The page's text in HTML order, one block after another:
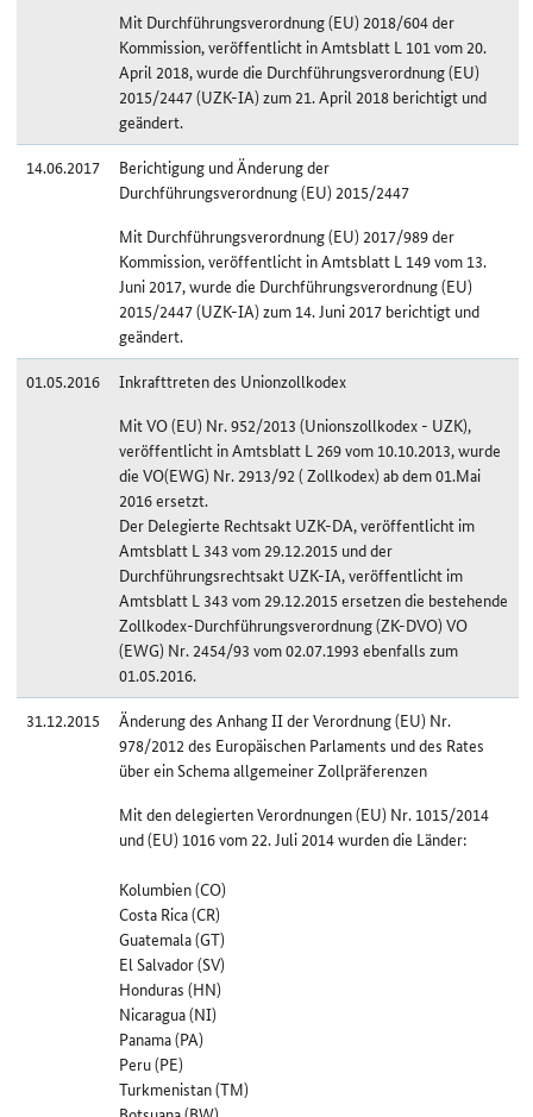
Mit Durchführungsverordnung (EU) 2018/604 der
Kommission, veröffentlicht in Amtsblatt L 101 vom 20.
April 2018, wurde die Durchführungsverordnung (EU)
2015/2447 (UZK-IA) zum 21. April 2018 berichtigt und
geändert.
14.06.2017
Berichtigung und Änderung der
Durchführungsverordnung (EU) 2015/2447
Mit Durchführungsverordnung (EU) 2017/989 der
Kommission, veröffentlicht in Amtsblatt L 149 vom 13.
Juni 2017, wurde die Durchführungsverordnung (EU)
2015/2447 (UZK-IA) zum 14. Juni 2017 berichtigt und
geändert.
01.05.2016
Inkrafttreten des Unionzollkodex
Mit VO (EU) Nr. 952/2013 (Unionszollkodex - UZK),
veröffentlicht in Amtsblatt L 269 vom 10.10.2013, wurde
die VO(EWG) Nr. 2913/92 ( Zollkodex) ab dem 01.Mai
2016 ersetzt.
Der Delegierte Rechtsakt UZK-DA, veröffentlicht im
Amtsblatt L 343 vom 29.12.2015 und der
Durchführungsrechtsakt UZK-IA, veröffentlicht im
Amtsblatt L 343 vom 29.12.2015 ersetzen die bestehende
Zollkodex-Durchführungsverordnung (ZK-DVO) VO
(EWG) Nr. 2454/93 vom 02.07.1993 ebenfalls zum
01.05.2016.
31.12.2015
Änderung des Anhang II der Verordnung (EU) Nr.
978/2012 des Europäischen Parlaments und des Rates
über ein Schema allgemeiner Zollpräferenzen
Mit den delegierten Verordnungen (EU) Nr. 1015/2014
und (EU) 1016 vom 22. Juli 2014 wurden die Länder:
Kolumbien (CO)
Costa Rica (CR)
Guatemala (GT)
El Salvador (SV)
Honduras (HN)
Nicaragua (NI)
Panama (PA)
Peru (PE)
Turkmenistan (TM)